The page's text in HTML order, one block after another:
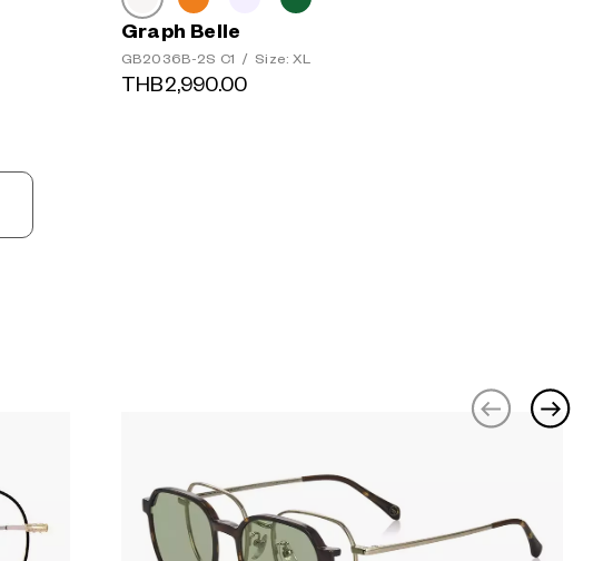
Graph Belle
GB2036B-2S C1 / Size: XL
THB2,990.00